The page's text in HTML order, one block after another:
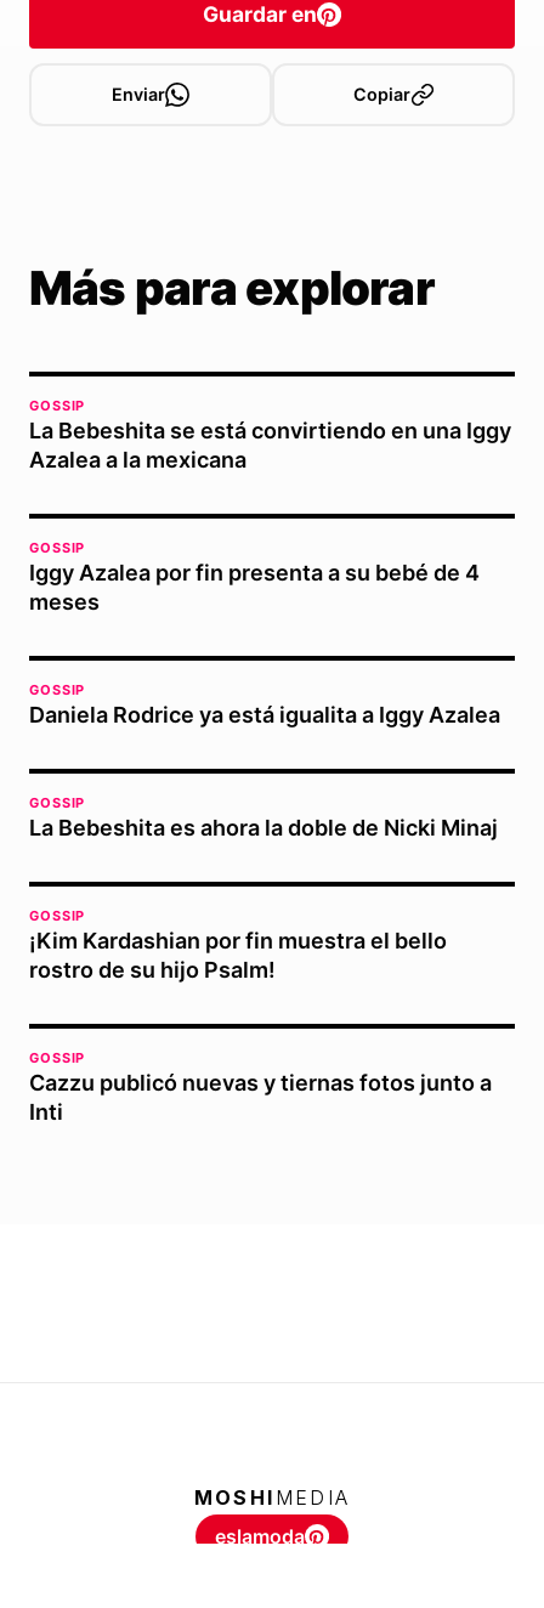
Guardar en
Enviar Copiar
Más para explorar
GOSSIP
La Bebeshita se está convirtiendo en una Iggy
Azalea a la mexicana
GOSSIP
Iggy Azalea por fin presenta a su bebé de 4
meses
GOSSIP
Daniela Rodrice ya está igualita a Iggy Azalea
GOSSIP
La Bebeshita es ahora la doble de Nicki Minaj
GOSSIP
¡Kim Kardashian por fin muestra el bello
rostro de su hijo Psalm!
GOSSIP
Cazzu publicó nuevas y tiernas fotos junto a
Inti
MOSHI MEDIA
eslamoda